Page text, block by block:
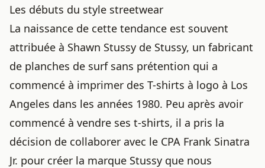
Les débuts du style streetwear
La naissance de cette tendance est souvent
attribuée à Shawn Stussy de Stussy, un fabricant
de planches de surf sans prétention qui a
commencé à imprimer des T-shirts à logo à Los
Angeles dans les années 1980. Peu après avoir
commencé à vendre ses t-shirts, il a pris la
décision de collaborer avec le CPA Frank Sinatra
Jr. pour créer la marque Stussy que nous